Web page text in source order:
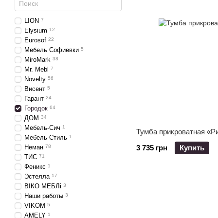
Тумба прикроватная
3 735 грн
Купить
LION 7
Elysium 12
Eurosof 22
Мебель Софиевки 5
MiroMark 38
Mr. Mebl 7
Novelty 56
Висент 5
Гарант 24
Городок 64
ДОМ 34
Мебель-Сич 1
Мебель-Стиль 1
Неман 78
ТИС 71
Феникс 1
Эстелла 17
ВІКО МЕБЛі 3
Наши работы 3
VIKOM 5
AMELY 1